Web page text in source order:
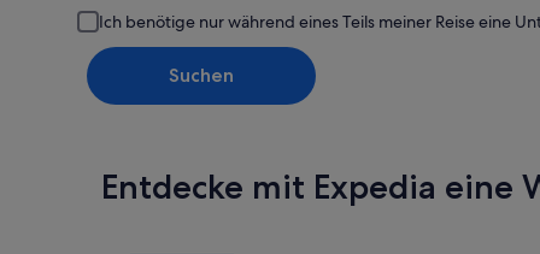
Ich benötige nur während eines Teils meiner Reise eine
Suchen
Entdecke mit Expedia eine